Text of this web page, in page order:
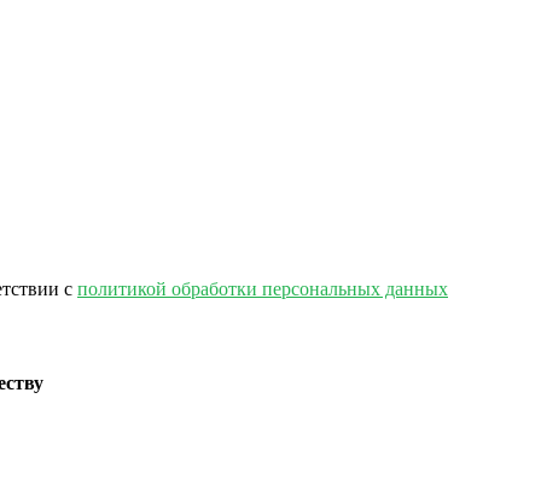
с политикой обработки персональных данных